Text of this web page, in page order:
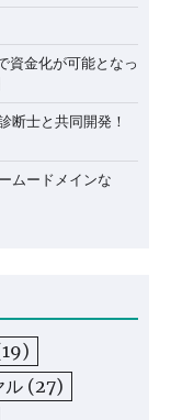
資金化が可能となっ
断士と共同開発！
ムードメインな
ル (27)